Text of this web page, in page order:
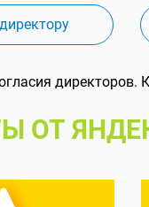
директоров.
ОТ